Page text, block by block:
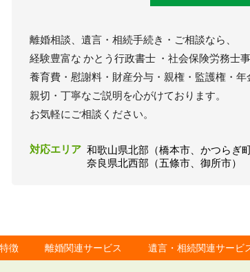
離婚相談、遺言・相続手続き・ご相談なら、
経験豊富な かとう行政書士 ・社会保険労務士
養育費・慰謝料・財産分与・親権・監護権・
親切・丁寧なご説明を心がけております。
お気軽にご相談ください。
対応エリア 和歌山県北部（橋本市、かつらぎ
奈良県北西部（五條市、御所市）
徴 離婚関連サービス 遺言・相続関連サービ